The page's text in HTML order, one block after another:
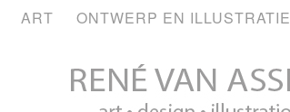
ART ONTWERP EN ILLUSTRATIE